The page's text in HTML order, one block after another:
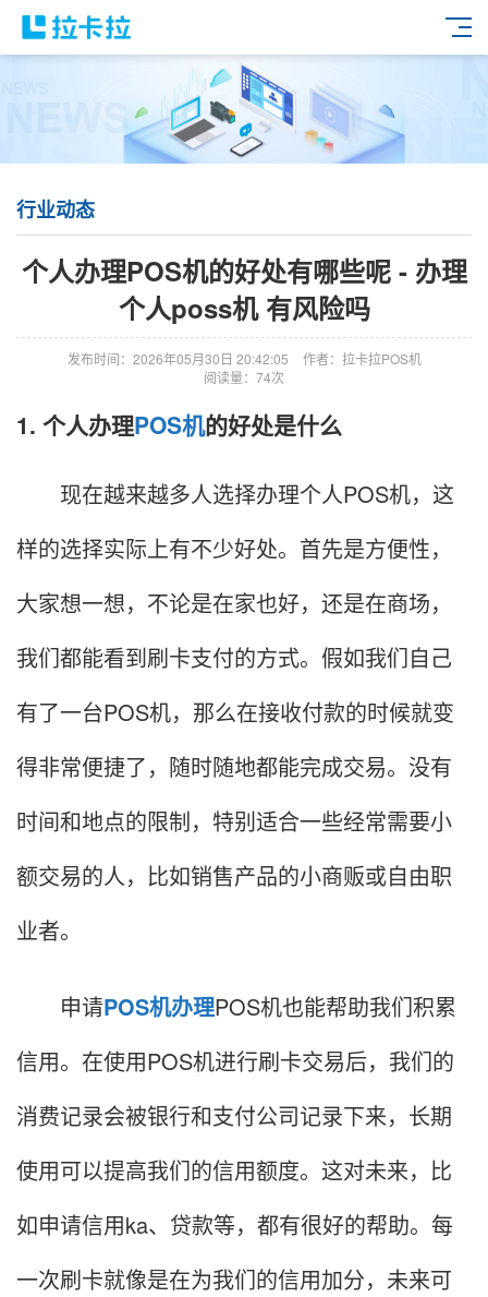
行业动态
个人办理POS机的好处有哪些呢 - 办理
个人poss机 有风险吗
发布时间：2026年05月30日 20:42:05
作者：拉卡拉POS机
阅读量：74次
1. 个人办理POS机的好处是什么
现在越来越多人选择办理个人POS机，这
样的选择实际上有不少好处。首先是方便性，
大家想一想，不论是在家也好，还是在商场，
我们都能看到刷卡支付的方式。假如我们自己
有了一台POS机，那么在接收付款的时候就变
得非常便捷了，随时随地都能完成交易。没有
时间和地点的限制，特别适合一些经常需要小
额交易的人，比如销售产品的小商贩或自由职
业者。
申请POS机办理POS机也能帮助我们积累
信用。在使用POS机进行刷卡交易后，我们的
消费记录会被银行和支付公司记录下来，长期
使用可以提高我们的信用额度。这对未来，比
如申请信用ka、贷款等，都有很好的帮助。每
一次刷卡就像是在为我们的信用加分，未来可